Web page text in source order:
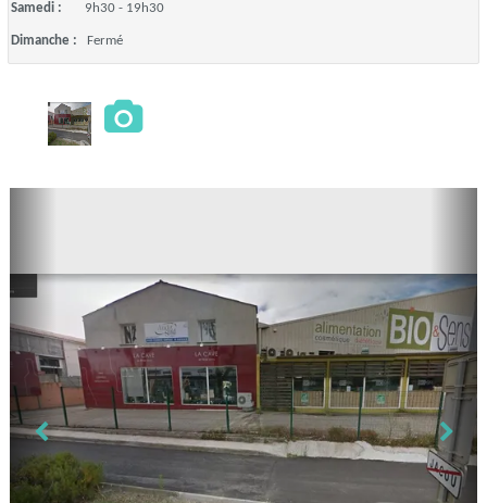
Samedi : 9h30 - 19h30
Dimanche : Fermé